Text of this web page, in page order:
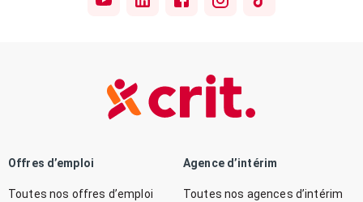
Offres d’emploi
Toutes nos offres d’emploi
Agence d’intérim
Toutes nos agences d’intérim